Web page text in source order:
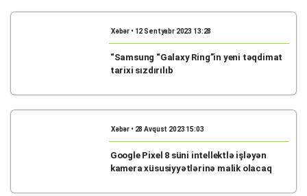
Xəbər • 12 Sentyabr 2023 13:28
“Samsung “Galaxy Ring”in yeni təqdimat
tarixi sızdırılıb
Xəbər • 28 Avqust 2023 15:03
Google Pixel 8 süni intellektlə işləyən
kamera xüsusiyyətlərinə malik olacaq